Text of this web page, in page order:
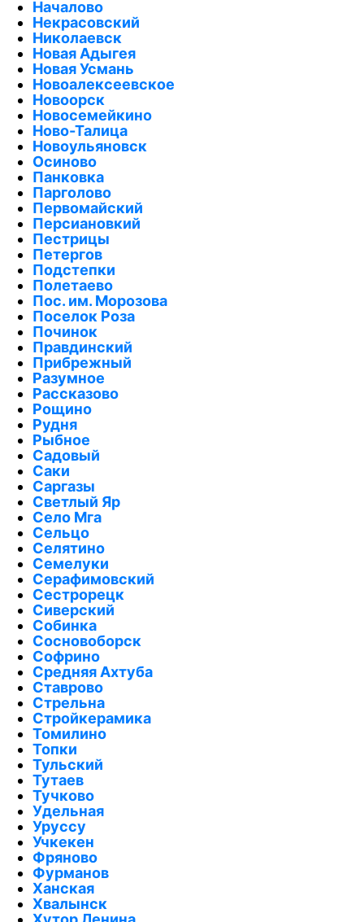
Началово
Некрасовский
Николаевск
Новая Адыгея
Новая Усмань
Новоалексеевское
Новоорск
Новосемейкино
Ново-Талица
Новоульяновск
Осиново
Панковка
Парголово
Первомайский
Персиановкий
Пестрицы
Петергов
Подстепки
Полетаево
Пос. им. Морозова
Поселок Роза
Починок
Правдинский
Прибрежный
Разумное
Рассказово
Рощино
Рудня
Рыбное
Садовый
Саки
Саргазы
Светлый Яр
Село Мга
Сельцо
Селятино
Семелуки
Серафимовский
Сестрорецк
Сиверский
Собинка
Сосновоборск
Софрино
Средняя Ахтуба
Ставрово
Стрельна
Стройкерамика
Томилино
Топки
Тульский
Тутаев
Тучково
Удельная
Уруссу
Учкекен
Фряново
Фурманов
Ханская
Хвалынск